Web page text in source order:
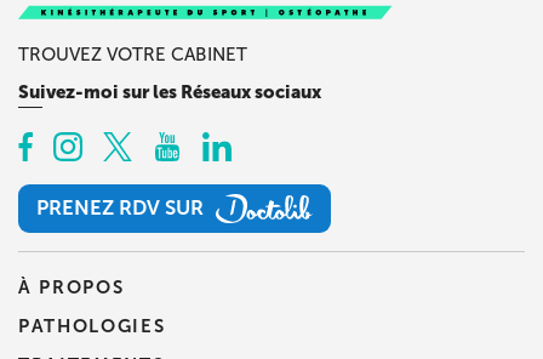
TROUVEZ VOTRE CABINET
Suivez-moi sur les Réseaux sociaux
PRENEZ RDV SUR
PRENEZ RDV SUR
À PROPOS
PATHOLOGIES